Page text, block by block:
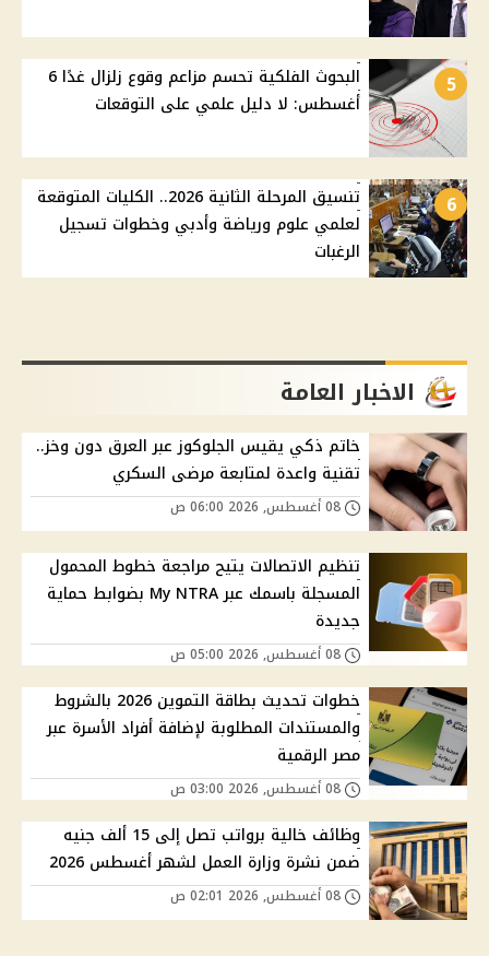
5
البحوث الفلكية تحسم مزاعم وقوع زلزال غدًا 6
أغسطس: لا دليل علمي على التوقعات
6
تنسيق المرحلة الثانية 2026.. الكليات المتوقعة
لعلمي علوم ورياضة وأدبي وخطوات تسجيل
الرغبات
الاخبار العامة
خاتم ذكي يقيس الجلوكوز عبر العرق دون وخز..
تقنية واعدة لمتابعة مرضى السكري
تنظيم الاتصالات يتيح مراجعة خطوط المحمول
المسجلة باسمك عبر My NTRA بضوابط حماية
جديدة
خطوات تحديث بطاقة التموين 2026 بالشروط
والمستندات المطلوبة لإضافة أفراد الأسرة عبر
مصر الرقمية
وظائف خالية برواتب تصل إلى 15 ألف جنيه
ضمن نشرة وزارة العمل لشهر أغسطس 2026